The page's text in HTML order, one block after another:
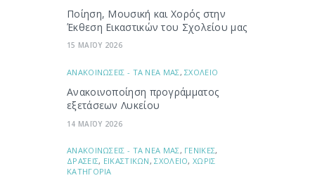
Ποίηση, Μουσική και Χορός στην
Έκθεση Εικαστικών του Σχολείου μας
15 ΜΑΪΟΥ 2026
ΑΝΑΚΟΙΝΩΣΕΙΣ - ΤΑ ΝΕΑ ΜΑΣ,ΣΧΟΛΕΙΟ
Ανακοινοποίηση προγράμματος
εξετάσεων Λυκείου
14 ΜΑΪΟΥ 2026
ΑΝΑΚΟΙΝΩΣΕΙΣ - ΤΑ ΝΕΑ ΜΑΣ, ΓΕΝΙΚΕΣ,
ΔΡΑΣΕΙΣ, ΕΙΚΑΣΤΙΚΩΝ,ΣΧΟΛΕΙΟ,ΧΩΡΙΣ
ΚΑΤΗΓΟΡΙΑ